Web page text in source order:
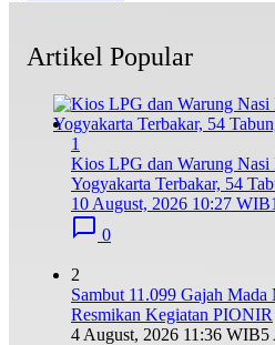
Artikel Popular
1
Kios LPG dan Warung Nasi
Yogyakarta Terbakar, 54
10 August, 2026 10:27 WIB
0
2
Sambut 11.099 Gajah
Resmikan Kegiatan PIONIR
4 August, 2026 11:36 WIB5